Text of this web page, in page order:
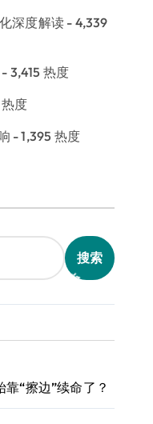
深度解读- 4,339
- 3,415 热度
度
- 1,395 热度
搜索
“擦边”续命了？